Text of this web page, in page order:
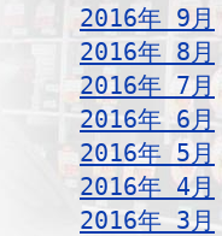
2016年 9月
2016年 8月
2016年 7月
2016年 6月
2016年 5月
2016年 4月
2016年 3月